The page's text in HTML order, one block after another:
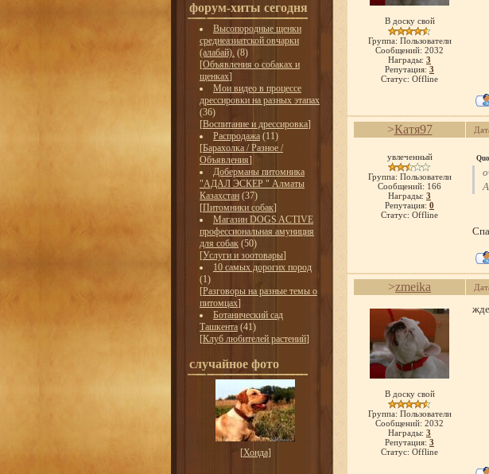
форум-хиты сегодня
Высопородные щенки
среднеазиатской овчарки
(алабай). (8)
[Объявления о собаках и
щенках]
Мои видео в процессе
дрессировки на разных этапах
(36)
[Воспитание и дрессировка]
Распродажа (11)
[Барахолка / Разное /
Объявления]
Доберманы питомника
"АДАЛ ЭСКЕР " Алматы
Казахстан (37)
[Питомники собак]
Магазин DOGS ACTIVE
профессиональная амуниция
для собак (50)
[Услуги и зоотовары]
10 самых дорогих пород
(1)
[Разговоры на разные темы о
питомцах]
Ботанический сад
Ташкента (41)
[Клуб любителей растений]
случайное фото
[Хонда]
В доску свой
Группа: Пользователи
Сообщений: 2032
Награды: 3
Репутация: 3
Статус: Offline
>Катя97
увлеченный
Группа: Пользователи
Сообщений: 166
Награды: 3
Репутация: 0
Статус: Offline
>zmeika
В доску свой
Группа: Пользователи
Сообщений: 2032
Награды: 3
Репутация: 3
Статус: Offline